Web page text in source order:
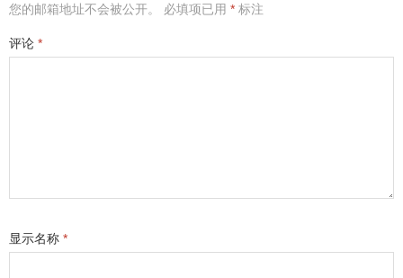
您的邮箱地址不会被公开。 必填项已用 * 标注
评论 *
显示名称 *